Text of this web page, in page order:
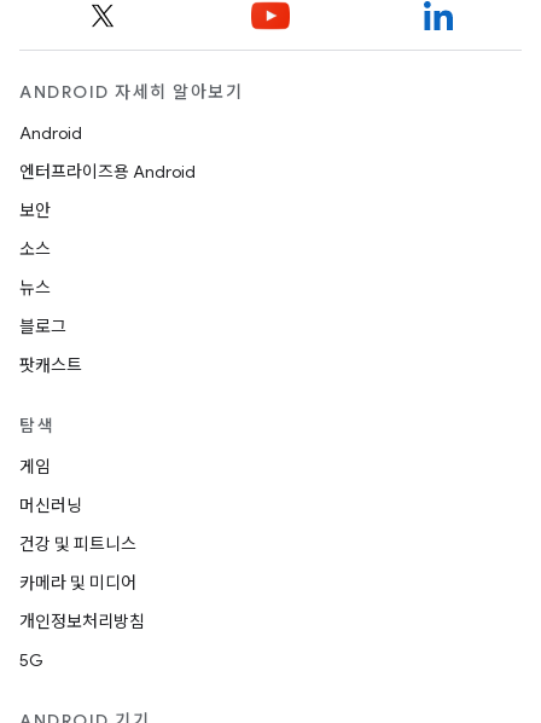
ANDROID 자세히 알아보기
Android
엔터프라이즈용 Android
보안
소스
뉴스
블로그
팟캐스트
탐색
게임
머신러닝
건강 및 피트니스
카메라 및 미디어
개인정보처리방침
5G